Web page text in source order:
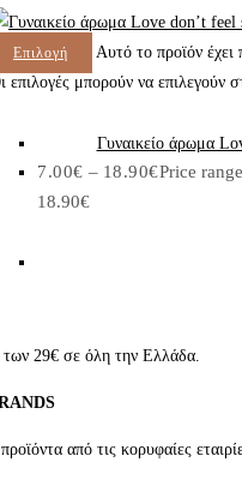
Επιλογή
Αυτό το προϊόν έχει
επιλογές μπορούν να επιλεγούν
Γυναικείο άρωμα
7.00€ – 18.90€Price
18.90€
29€ σε όλη την Ελλάδα.
από τις κορυφαίες